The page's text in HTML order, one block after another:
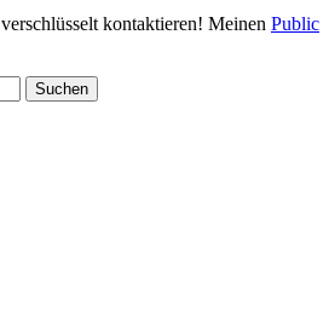
kontaktieren! Meinen Public